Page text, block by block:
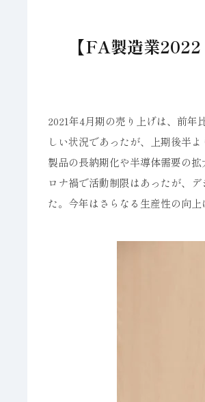
【FA製造業
2021年4月期の売り上げは、前年
しい状況であったが、上期後半
製品の長納期化や半導体需要の
ロナ禍で活動制限はあったが、
た。今年はさらなる生産性の向上